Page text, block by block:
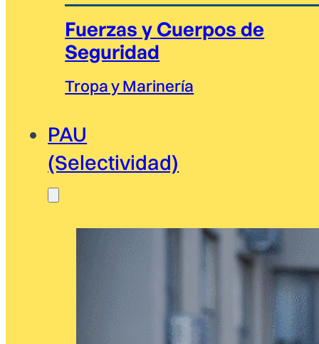
Fuerzas y Cuerpos de
Seguridad
Tropa y Marinería
PAU
(Selectividad)